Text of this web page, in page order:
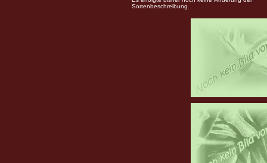
Sortenbeschreibung.